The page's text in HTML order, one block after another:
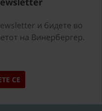
и бидете во
на Винербергер.
СЕ